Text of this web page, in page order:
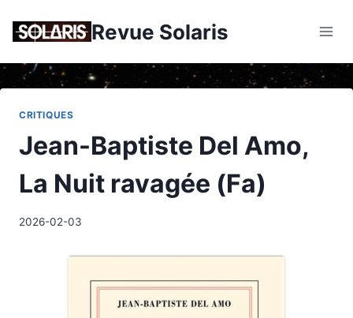
Revue Solaris
CRITIQUES
Jean-Baptiste Del Amo,
La Nuit ravagée (Fa)
2026-02-03